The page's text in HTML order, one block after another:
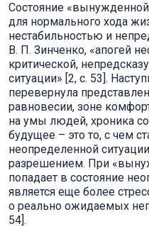
Состояние
для нормального хода
нестабильностью и
В. П. Зинченко, «апогей
критической,
ситуации» [2, с. 53].
перевернула
равновесии, зоне
на умы людей, хроника
будущее – это то, с чем
неопределенной
разрешением. При
попадает в состояние
является еще более
о реально ожидаемых
54].